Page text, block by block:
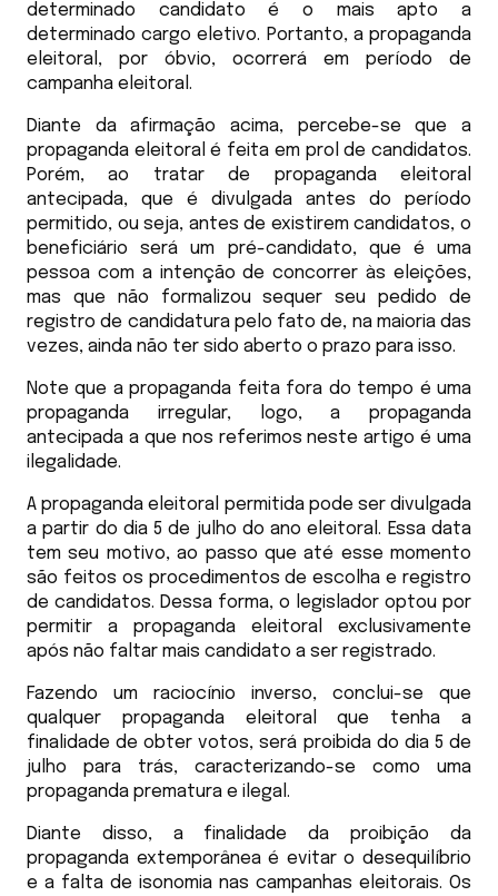
determinado candidato é o mais apto a
determinado cargo eletivo. Portanto, a propaganda
eleitoral, por óbvio, ocorrerá em período de
campanha eleitoral.
Diante da afirmação acima, percebe-se que a
propaganda eleitoral é feita em prol de candidatos.
Porém, ao tratar de propaganda eleitoral
antecipada, que é divulgada antes do período
permitido, ou seja, antes de existirem candidatos, o
beneficiário será um pré-candidato, que é uma
pessoa com a intenção de concorrer às eleições,
mas que não formalizou sequer seu pedido de
registro de candidatura pelo fato de, na maioria das
vezes, ainda não ter sido aberto o prazo para isso.
Note que a propaganda feita fora do tempo é uma
propaganda irregular, logo, a propaganda
antecipada a que nos referimos neste artigo é uma
ilegalidade.
A propaganda eleitoral permitida pode ser divulgada
a partir do dia 5 de julho do ano eleitoral. Essa data
tem seu motivo, ao passo que até esse momento
são feitos os procedimentos de escolha e registro
de candidatos. Dessa forma, o legislador optou por
permitir a propaganda eleitoral exclusivamente
após não faltar mais candidato a ser registrado.
Fazendo um raciocínio inverso, conclui-se que
qualquer propaganda eleitoral que tenha a
finalidade de obter votos, será proibida do dia 5 de
julho para trás, caracterizando-se como uma
propaganda prematura e ilegal.
Diante disso, a finalidade da proibição da
propaganda extemporânea é evitar o desequilíbrio
e a falta de isonomia nas campanhas eleitorais. Os